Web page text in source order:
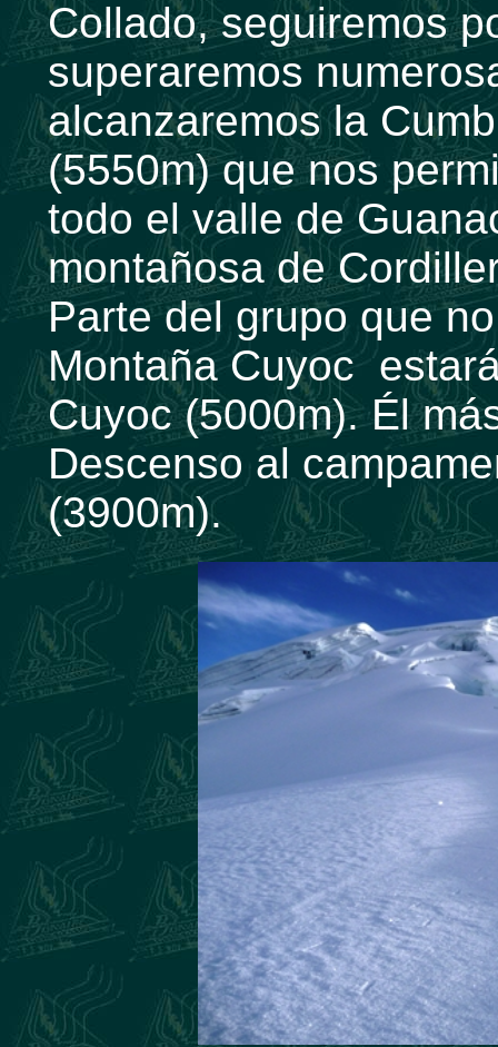
Collado, seguiremos
superaremos
alcanzaremos la
(5550m) que nos
todo el valle de
montañosa de
Parte del grupo que
Montaña Cuyoc
Cuyoc (5000m). Él
Descenso al
(3900m).